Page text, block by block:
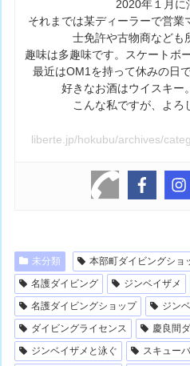
2020年１月に
それまでは某ディーラーで営
士免許や古物商なども
趣味は多趣味です。スケートボ
最近はOM1を持って休みの日
好きなお酒はウイスキー
こんな私ですが、よろ
liberte.jp/hokubu/archives/
未分類 本部町ダイビングショ
名護ダイビング
ジンベイザメ
名護ダイビングショップ
ジン
ダイビングライセンス
慶良間
ジンベイザメと泳ぐ
スキュー